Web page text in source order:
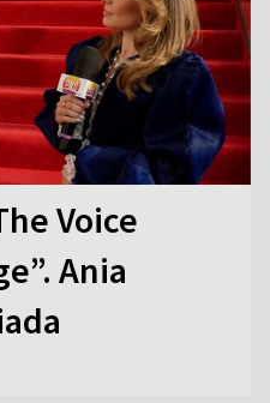
Voice
Ania